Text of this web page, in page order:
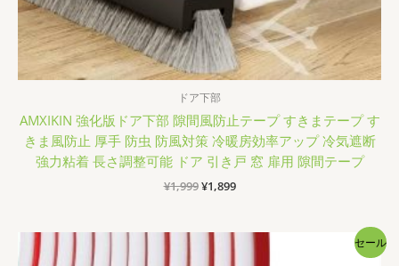
ドア下部
AMXIKIN 強化版ドア下部 隙間風防止テープ すきまテープ す
きま風防止 厚手 防虫 防風対策 冷暖房効率アップ 冷気遮断
強力粘着 長さ調整可能 ドア 引き戸 窓 扉用 隙間テープ
¥1,999元
格
¥1,899現
価
セール